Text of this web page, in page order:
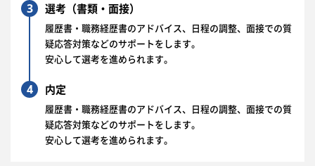
3 選考（書類・面接）
履歴書・職務経歴書のアドバイス、日程の調整、面接での質
疑応答対策などのサポートをします。
安心して選考を進められます。
4 内定
履歴書・職務経歴書のアドバイス、日程の調整、面接での質
疑応答対策などのサポートをします。
安心して選考を進められます。